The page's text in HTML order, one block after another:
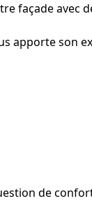
façade
apporte son
de